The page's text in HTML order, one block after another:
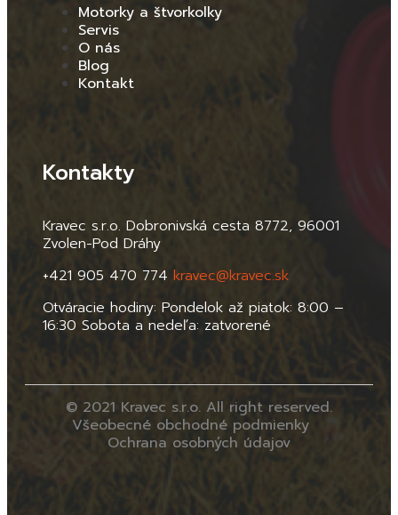
Motorky a štvorkolky
Servis
O nás
Blog
Kontakt
Kontakty
Kravec s.r.o. Dobronivská cesta 8772, 96001
Zvolen-Pod Dráhy
+421 905 470 774 kravec@kravec.sk
Otváracie hodiny: Pondelok až piatok: 8:00 –
16:30 Sobota a nedeľa: zatvorené
© 2021 Kravec s.r.o. All right reserved.
Všeobecné obchodné podmienky
Ochrana osobných údajov